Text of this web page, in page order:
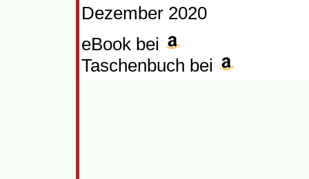
Dezember 2020
eBook bei
Taschenbuch bei